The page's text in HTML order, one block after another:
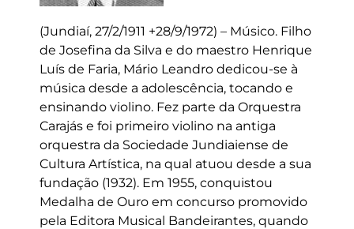
(Jundiaí, 27/2/1911 +28/9/1972) – Músico. Filho
de Josefina da Silva e do maestro Henrique
Luís de Faria, Mário Leandro dedicou-se à
música desde a adolescência, tocando e
ensinando violino. Fez parte da Orquestra
Carajás e foi primeiro violino na antiga
orquestra da Sociedade Jundiaiense de
Cultura Artística, na qual atuou desde a sua
fundação (1932). Em 1955, conquistou
Medalha de Ouro em concurso promovido
pela Editora Musical Bandeirantes, quando